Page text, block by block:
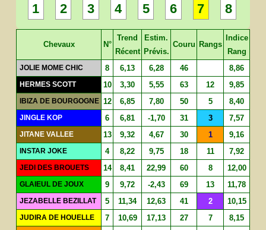
1 2 3 4 5 6 7 8
Chevaux N°
Trend
Récent
Estim.
Prévis.
Couru Rangs
Indice
Rang
JOLIE MOME CHIC 8 6,13 6,28 46 8,86
HERMES SCOTT 10 3,30 5,55 63 12 9,85
IBIZA DE BOURGOGNE 12 6,85 7,80 50 5 8,40
JINGLE KOP 6 6,81 -1,70 31 3 7,57
JITANE VALLEE 13 9,32 4,67 30 1 9,16
INSTAR JOKE 4 8,22 9,75 18 11 7,92
JEDI DES BROUETS 14 8,41 22,99 60 8 12,00
GLAIEUL DE JOUX 9 9,72 -2,43 69 13 11,78
JEZABELLE BEZILLAT 5 11,34 12,63 41 2 10,15
JUDIRA DE HOUELLE 7 10,69 17,13 27 7 8,15